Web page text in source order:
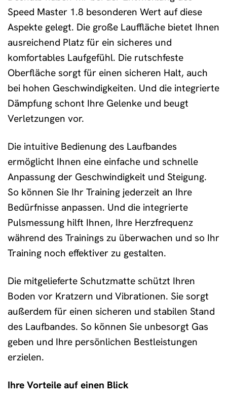
Speed Master 1.8 besonderen Wert auf diese
Aspekte gelegt. Die große Lauffläche bietet Ihnen
ausreichend Platz für ein sicheres und
komfortables Laufgefühl. Die rutschfeste
Oberfläche sorgt für einen sicheren Halt, auch
bei hohen Geschwindigkeiten. Und die integrierte
Dämpfung schont Ihre Gelenke und beugt
Verletzungen vor.
Die intuitive Bedienung des Laufbandes
ermöglicht Ihnen eine einfache und schnelle
Anpassung der Geschwindigkeit und Steigung.
So können Sie Ihr Training jederzeit an Ihre
Bedürfnisse anpassen. Und die integrierte
Pulsmessung hilft Ihnen, Ihre Herzfrequenz
während des Trainings zu überwachen und so Ihr
Training noch effektiver zu gestalten.
Die mitgelieferte Schutzmatte schützt Ihren
Boden vor Kratzern und Vibrationen. Sie sorgt
außerdem für einen sicheren und stabilen Stand
des Laufbandes. So können Sie unbesorgt Gas
geben und Ihre persönlichen Bestleistungen
erzielen.
Ihre Vorteile auf einen Blick